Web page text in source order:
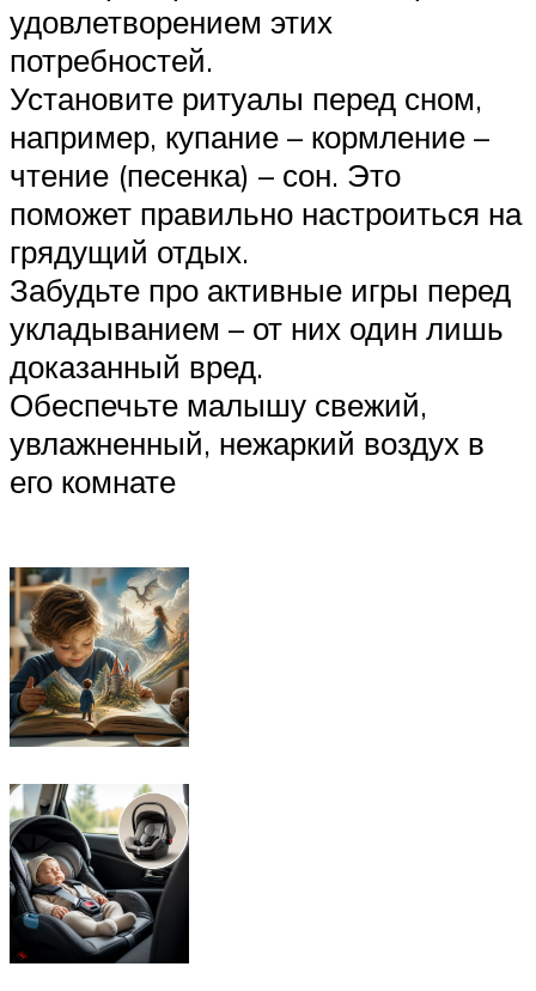
удовлетворением этих
потребностей.
Установите ритуалы перед сном,
например, купание – кормление –
чтение (песенка) – сон. Это
поможет правильно настроиться на
грядущий отдых.
Забудьте про активные игры перед
укладыванием – от них один лишь
доказанный вред.
Обеспечьте малышу свежий,
увлажненный, нежаркий воздух в
его комнате